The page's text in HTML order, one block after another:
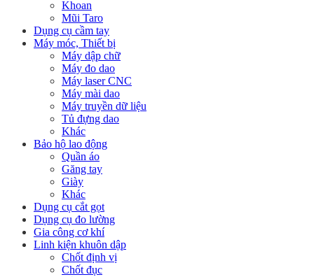
Khoan
Mũi Taro
Dụng cụ cầm tay
Máy móc, Thiết bị
Máy dập chữ
Máy đo dao
Máy laser CNC
Máy mài dao
Máy truyền dữ liệu
Tủ đựng dao
Khác
Bảo hộ lao động
Quần áo
Găng tay
Giày
Khác
Dụng cụ cắt gọt
Dụng cụ đo lường
Gia công cơ khí
Linh kiện khuôn dập
Chốt định vị
Chốt đục